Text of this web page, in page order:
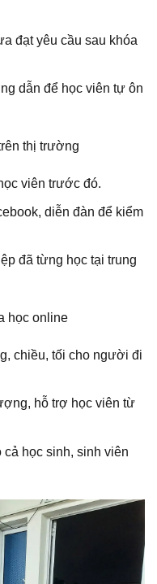
đạt yêu cầu sau khóa
dẫn để học viên tự ôn
thị trường
viên trước đó.
diễn đàn để kiểm
đã từng học tại trung
học online
chiều, tối cho người đi
hỗ trợ học viên từ
học sinh, sinh viên